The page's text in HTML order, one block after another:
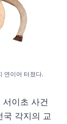
연이어 터졌다.
이초 사건
각지의 교